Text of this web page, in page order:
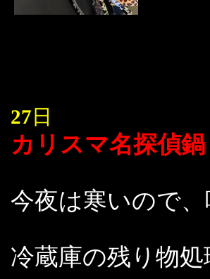
27 日
カリスマ名探偵鍋
今夜は寒いので
冷蔵庫の残り物処